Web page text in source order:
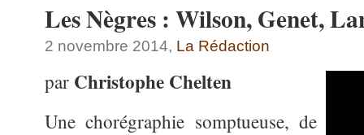
Les Nègres : Wilson, Genet,
2 novembre 2014, La Rédaction
par Christophe Chelten
Une chorégraphie somptueuse, de